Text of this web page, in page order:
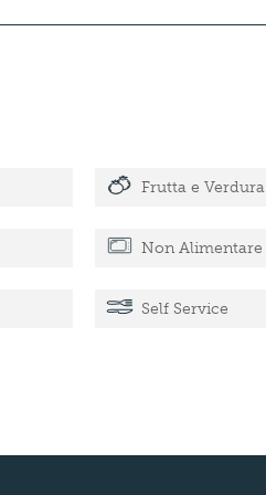
Frutta e Verdura
Non Alimentare
Self Service